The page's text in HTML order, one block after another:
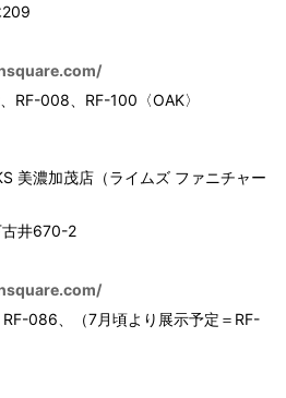
209
RF-008、RF-100〈OAK〉
美濃加茂店（ライムズ ファニチャー
古井670-2
086、（7月頃より展示予定＝RF-